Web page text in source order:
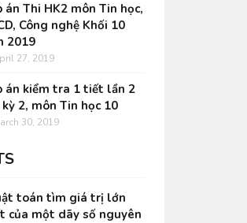
án Thi HK2 môn Tin học,
Công nghệ Khối 10
2019
27, 2019
án kiểm tra 1 tiết lần 2
kỳ 2, môn Tin học 10
30, 2019
toán tìm giá trị lớn
của một dãy số nguyên